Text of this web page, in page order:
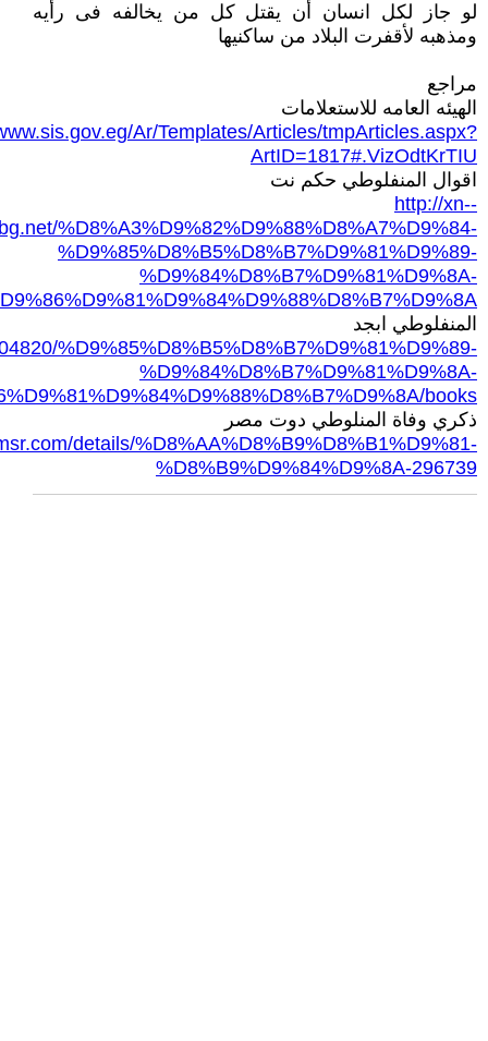
لو جاز لكل انسان أن يقتل كل من يخالفه فى رأيه
ومذهبه لأقفرت البلاد من ساكنيها
مراجع
الهيئه العامه للاستعلامات
Ar/Templates/Articles/tmpArticles.aspx?
ArtID=1817#.VizOdtKrTIU
اقوال المنفلوطي حكم نت
http://xn--
%D8%A3%D9%82%D9%88%D8%A7%D9%84-
%D9%85%D8%B5%D8%B7%D9%81%D9%89-
%D9%84%D8%B7%D9%81%D9%8A-
المنفلوطي ابجد
%D9%85%D8%B5%D8%B7%D9%81%D9%89-
%D9%84%D8%B7%D9%81%D9%8A-
books
ذكري وفاة المنلوطي دوت مصر
details/%D8%AA%D8%B9%D8%B1%D9%81-
%D8%B9%D9%84%D9%8A-296739